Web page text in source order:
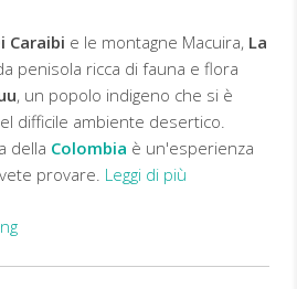
Caraibi e le montagne Macuira, La
penisola ricca di fauna e flora
, un popolo indigeno che si è
difficile ambiente desertico.
della Colombia è un'esperienza
provare. Leggi di più